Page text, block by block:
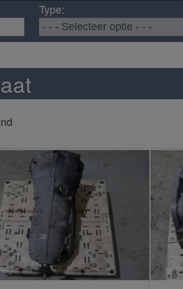
Type: